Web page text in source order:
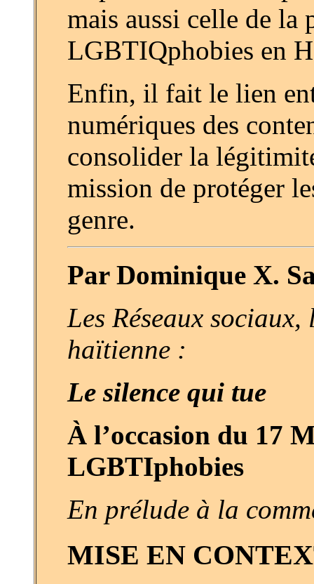
mais aussi celle de la
LGBTIQphobies en
Enfin, il fait le lien
numériques des
consolider la
mission de protéger
genre.
Par Dominique X.
Les Réseaux
haïtienne :
Le silence qui tue
À l’occasion du 17
LGBTIphobies
En prélude à la
MISE EN